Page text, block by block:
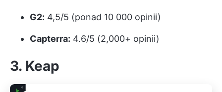
G2: 4,5/5 (ponad 10 000 opinii)
Capterra: 4.6/5 (2,000+ opinii)
3. Keap